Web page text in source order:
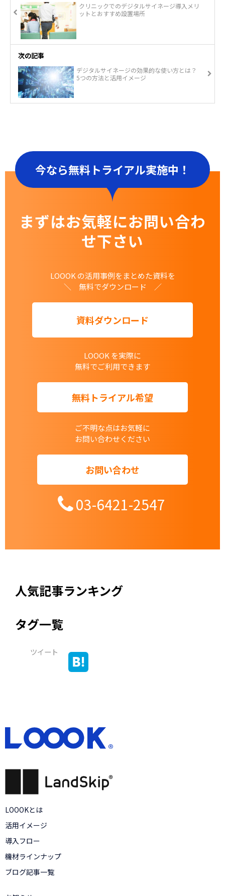
クリニックでのデジタルサイネージ導入メリ
ットとおすすめ設置場所
次の記事
デジタルサイネージの効果的な使い方とは？
5つの方法と活用イメージ
今なら無料トライアル実施中！
まずはお気軽にお問い合わ
せ下さい
LOOOK の活用事例をまとめた資料を
＼ 無料でダウンロード ／
資料ダウンロード
LOOOK を実際に
無料でご利用できます
無料トライアル希望
ご不明な点はお気軽に
お問い合わせください
お問い合わせ
03-6421-2547
人気記事ランキング
タグ一覧
ツイート
LOOOKとは
活用イメージ
導入フロー
機材ラインナップ
ブログ記事一覧